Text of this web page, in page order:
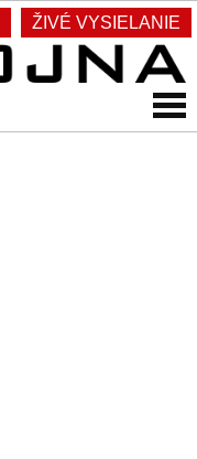
ŽIVÉ VYSIELANIE